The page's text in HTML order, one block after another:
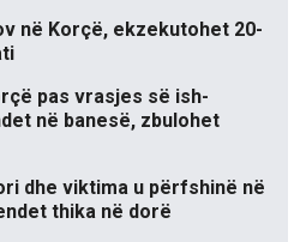
në Korçë, ekzekutohet 20-
pas vrasjes së ish-
në banesë, zbulohet
dhe viktima u përfshinë në
thika në dorë